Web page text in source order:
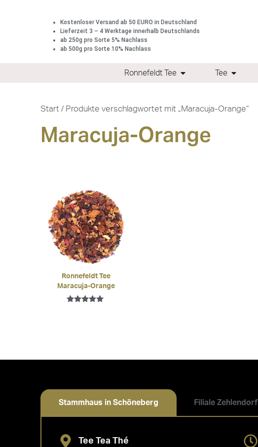
Kostenloser Versand ab 50 EURO in Deutschland
Lieferzeit 3 – 4 Werktage innerhalb Deutschlands
ab 250g pro Sorte 5% Nachlass
ab 500g pro Sorte 10% Nachlass
Ronnefeldt Tee Tee
Start / Produkte verschlagwortet mit „Maracuja-Orange“
Maracuja-Orange
Ronnefeldt Tee
Maracuja-Orange
Stammhaus in Schöneberg Filiale Zehlendorf
Tee Tea Thé